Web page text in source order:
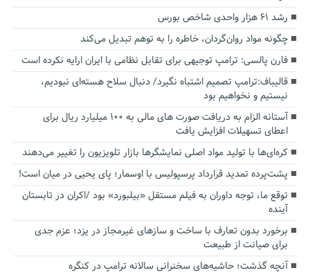
رشد ۶۱ هزار واحدی شاخص بورس
چگونه مواد روان‌گردان، خاطره را به توهم تبدیل می‌کند
فارن پالسی: ترامپ توجیهی برای تقابل نظامی با ایران ارایه نکرده است
قالیباف:ترامپ تصمیم اشتباه نگیرد/ دنبال سلاح هسته‌ای نبودیم،
نیستیم و نخواهیم بود
آستانه الزام به دریافت صورت های مالی به ۱۰۰ میلیارد ریال برای
اعطای تسهیلات افزایش یافت
کره‌ای‌ها با تولید مواد اصلی نمایشگرها بازار تلویزیون را تغییر می‌دهند
پشت‌پرده تمدید قرارداد پرسپولیس با اوسمار؛ پای یحیی در میان است!
توقع ما، توجه داوران به فیلم مستقل «بیلبورد» بود /اکران در تابستان
آینده
برخورد بدون تعارف با ساخت‌ و سازهای غیرمجاز در یزد؛ عزم جدی
برای صیانت از طبیعت
آنچه گذشت؛ حاشیه‌های سخنرانی سالانه ترامپ در کنگره